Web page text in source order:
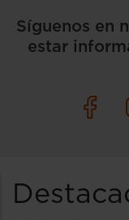
Síguenos en
estar